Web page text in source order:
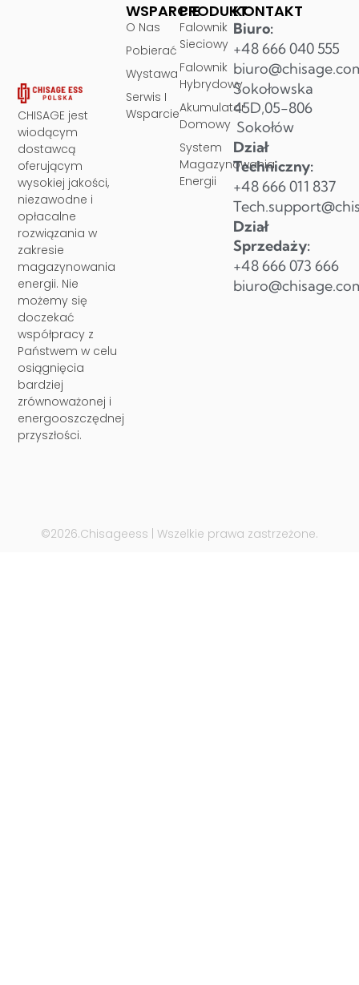
CHISAGE jest
wiodącym
dostawcą
oferującym
wysokiej jakości,
niezawodne i
opłacalne
rozwiązania w
zakresie
magazynowania
energii. Nie
możemy się
doczekać
współpracy z
Państwem w celu
osiągnięcia
bardziej
zrównoważonej i
energooszczędnej
przyszłości.
PRODUKT
Falownik
Sieciowy
Falownik
Hybrydowy
Akumulator
Domowy
System
Magazynowania
Energii
WSPARCIE
O Nas
Pobierać
Wystawa
Serwis I
Wsparcie
KONTAKT
Biuro:
+48 666 040 555
Sokołowska
45D,05-806
Sokołów
Dział
Techniczny:
+48 666 011 837
Dział
Sprzedaży:
+48 666 073 666
©2026.Chisageess | Wszelkie prawa zastrzeżone.